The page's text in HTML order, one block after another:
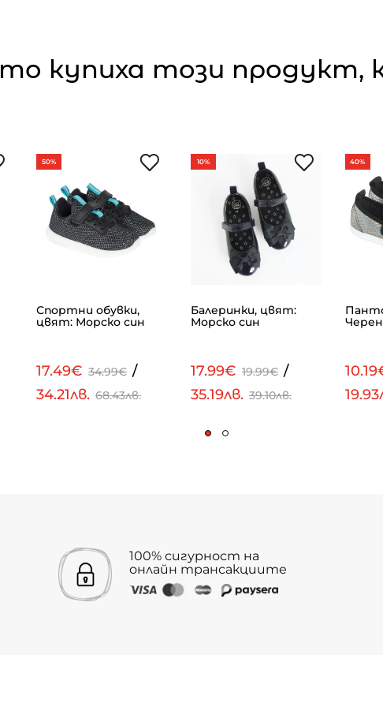
купиха този продукт,
50%
Спортни обувки,
цвят: Морско син
17.49€ 34.99€ /
34.21лв. 68.43лв.
10%
Балеринки, цвят:
Морско син
17.99€ 19.99€ /
35.19лв. 39.10лв.
40%
Черен
100% сигурност на
онлайн трансакциите